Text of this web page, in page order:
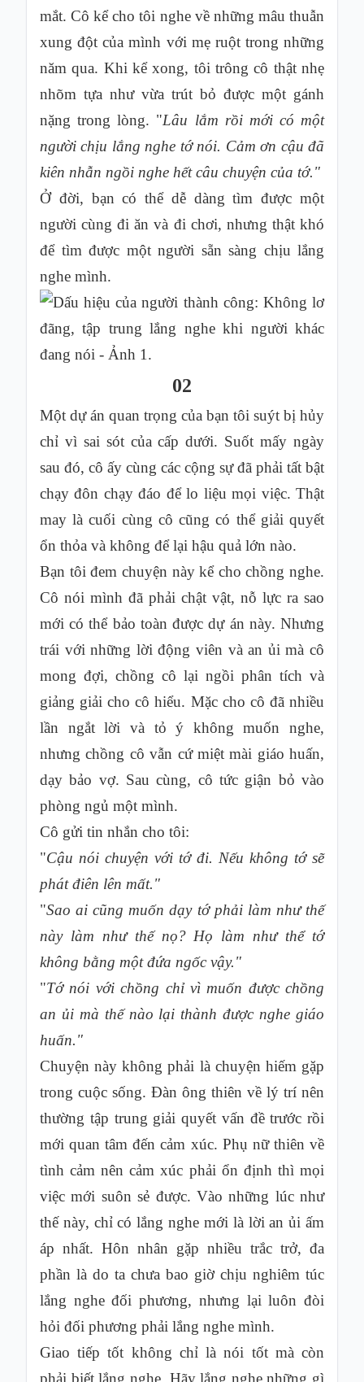
mắt. Cô kể cho tôi nghe về những mâu thuẫn
xung đột của mình với mẹ ruột trong những
năm qua. Khi kể xong, tôi trông cô thật nhẹ
nhõm tựa như vừa trút bỏ được một gánh
nặng trong lòng. "Lâu lắm rồi mới có một
người chịu lắng nghe tớ nói. Cảm ơn cậu đã
kiên nhẫn ngồi nghe hết câu chuyện của tớ."
Ở đời, bạn có thể dễ dàng tìm được một
người cùng đi ăn và đi chơi, nhưng thật khó
để tìm được một người sẵn sàng chịu lắng
nghe mình.
02
Một dự án quan trọng của bạn tôi suýt bị hủy
chỉ vì sai sót của cấp dưới. Suốt mấy ngày
sau đó, cô ấy cùng các cộng sự đã phải tất bật
chạy đôn chạy đáo để lo liệu mọi việc. Thật
may là cuối cùng cô cũng có thể giải quyết
ổn thỏa và không để lại hậu quả lớn nào.
Bạn tôi đem chuyện này kể cho chồng nghe.
Cô nói mình đã phải chật vật, nỗ lực ra sao
mới có thể bảo toàn được dự án này. Nhưng
trái với những lời động viên và an ủi mà cô
mong đợi, chồng cô lại ngồi phân tích và
giảng giải cho cô hiểu. Mặc cho cô đã nhiều
lần ngắt lời và tỏ ý không muốn nghe,
nhưng chồng cô vẫn cứ miệt mài giáo huấn,
dạy bảo vợ. Sau cùng, cô tức giận bỏ vào
phòng ngủ một mình.
Cô gửi tin nhắn cho tôi:
"Cậu nói chuyện với tớ đi. Nếu không tớ sẽ
phát điên lên mất."
"Sao ai cũng muốn dạy tớ phải làm như thế
này làm như thế nọ? Họ làm như thể tớ
không bằng một đứa ngốc vậy."
"Tớ nói với chồng chỉ vì muốn được chồng
an ủi mà thế nào lại thành được nghe giáo
huấn."
Chuyện này không phải là chuyện hiếm gặp
trong cuộc sống. Đàn ông thiên về lý trí nên
thường tập trung giải quyết vấn đề trước rồi
mới quan tâm đến cảm xúc. Phụ nữ thiên về
tình cảm nên cảm xúc phải ổn định thì mọi
việc mới suôn sẻ được. Vào những lúc như
thế này, chỉ có lắng nghe mới là lời an ủi ấm
áp nhất. Hôn nhân gặp nhiều trắc trở, đa
phần là do ta chưa bao giờ chịu nghiêm túc
lắng nghe đối phương, nhưng lại luôn đòi
hỏi đối phương phải lắng nghe mình.
Giao tiếp tốt không chỉ là nói tốt mà còn
phải biết lắng nghe. Hãy lắng nghe những gì